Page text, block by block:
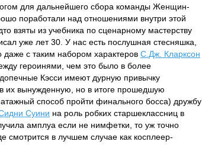
для дальнейшего сбора команды Женщин-
поработали над отношениями внутри этой
взяты из учебника по сценарному мастерству
уже лет 30. У нас есть послушная стесняшка,
даже с таким набором характеров С.Дж. Кларксон
героинями, чем это было в более
Кэсси имеют дурную привычку
их вынужденную, но в итоге прошедшую
способ пройти финального босса) дружбу
Суини на роль робких старшеклассниц в
амплуа если не нимфетки, то уж точно
смотрится в лучшем случае как косплеер-